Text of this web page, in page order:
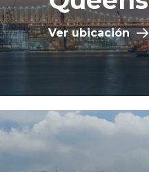
Ver ubicación